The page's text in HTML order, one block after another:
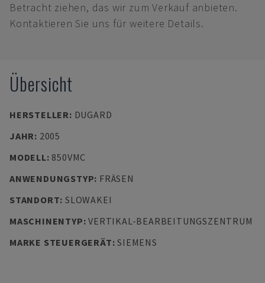
Betracht ziehen, das wir zum Verkauf anbieten.
Kontaktieren Sie uns für weitere Details.
Übersicht
HERSTELLER: DUGARD
JAHR: 2005
MODELL: 850VMC
ANWENDUNGSTYP: FRÄSEN
STANDORT: SLOWAKEI
MASCHINENTYP:VERTIKAL-BEARBEITUNGSZENTRUM
MARKE STEUERGERÄT:SIEMENS